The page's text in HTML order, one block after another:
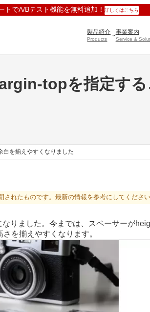
トでA/Bテスト機能を無料追加！ 詳しくはこちら
製品紹介
Products
事業案内
Service &
topを指定す
白を揃えやすくなりました
されたものです。最新の情報を参考にしてくださ
りました。今までは、スペーサーが
を揃えやすくなります。